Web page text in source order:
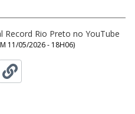
Record Rio Preto no YouTube
11/05/2026 - 18H06)